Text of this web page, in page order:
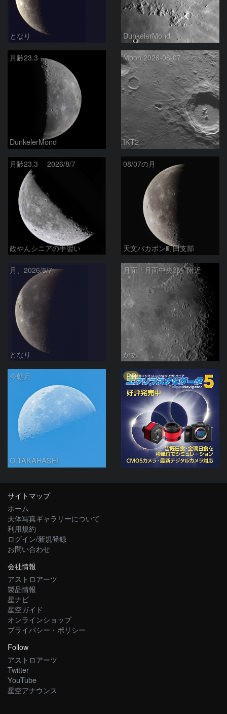
となり DunkelerMond
月齢23.3
DunkelerMond
Moon 2026-08-07
IKT2
月齢23.3 2026/8/7
政やんシニアの手習い
08/07の月
天文バカボン町田支部
月、2026/8/7
となり
月面「月面中央部」附近
かあ
今朝月
O.TAKAHASHI
PR
サイトマップ
ホーム
天体写真ギャラリーについて
利用規約
ログイン/新規登録
お問い合わせ
会社情報
アストロアーツ
製品情報
星ナビ
星空ガイド
オンラインショップ
プライバシー・ポリシー
Follow
アストロアーツ
Twitter
YouTube
星空アナウンス